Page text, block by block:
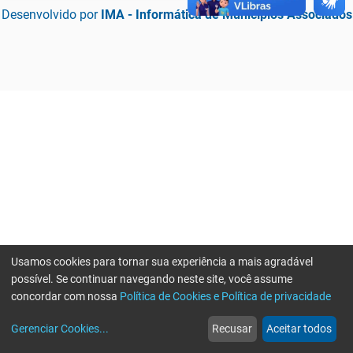
Desenvolvido por IMA - Informática de Municípios Associados
web
Notícias
more_horiz
Mais
Usamos cookies para tornar sua experiência a mais agradável
possível. Se continuar navegando neste site, você assume
concordar com nossa Política de Cookies e Política de privacidade
Gerenciar Cookies... Recusar Aceitar todos
Erro ao enviar informações, por favor tente novamente